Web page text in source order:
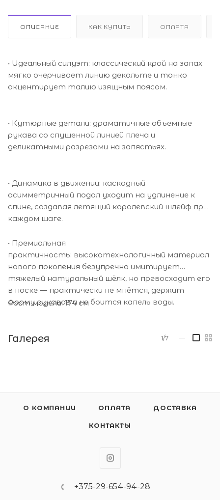
ОПИСАНИЕ КАК КУПИТЬ ОПЛАТА
• Идеальный силуэт: классический крой на запах
мягко очерчивает линию декольте и тонко
акцентирует талию изящным поясом.
• Кутюрные детали: драматичные объемные
рукава со спущенной линией плеча и
деликатными разрезами на запястьях.
• Динамика в движении: каскадный
асимметричный подол уходит на удлинение к
спине, создавая летящий королевский шлейф при
каждом шаге.
• Премиальная
практичность: высокотехнологичный материал
нового поколения безупречно имитирует
тяжелый натуральный шёлк, но превосходит его
в носке — практически не мнётся, держит
форму рукавов и не боится капель воды.
Рост модели: 174 см
Галерея 1/7
О КОМПАНИИ ОПЛАТА ДОСТАВКА
КОНТАКТЫ
+375-29-654-94-28